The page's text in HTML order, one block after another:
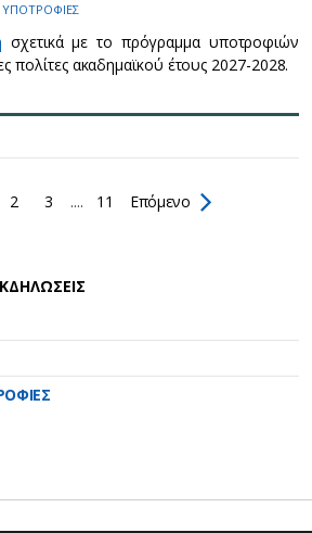
ΥΠΟΤΡΟΦΙΕΣ
σχετικά με το πρόγραμμα υποτροφιών
πολίτες ακαδημαϊκού έτους 2027-2028.
2 3 .... 11 Επόμενο